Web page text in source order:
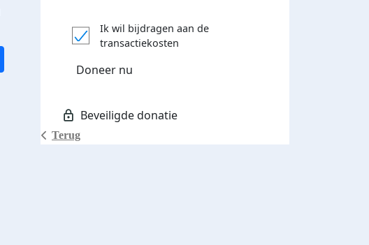
Terug
Ik wil bijdragen aan de
transactiekosten
Doneer nu